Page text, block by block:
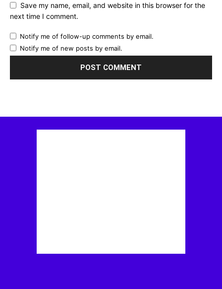
Save my name, email, and website in this browser for the
next time I comment.
Notify me of follow-up comments by email.
Notify me of new posts by email.